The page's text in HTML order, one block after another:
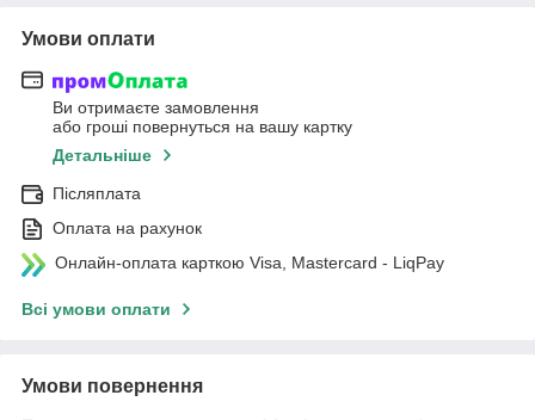
Умови оплати
Ви отримаєте замовлення
або гроші повернуться на вашу картку
Детальніше
Післяплата
Оплата на рахунок
Онлайн-оплата карткою Visa, Mastercard - LiqPay
Всі умови оплати
Умови повернення